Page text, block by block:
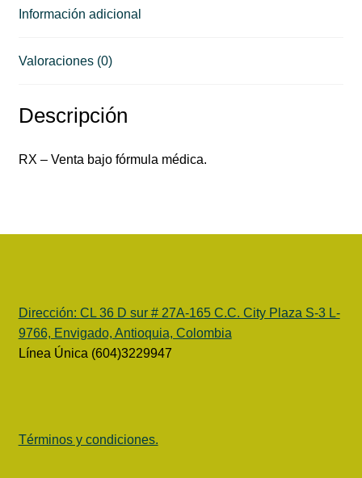
Información adicional
Valoraciones (0)
Descripción
RX – Venta bajo fórmula médica.
Dirección: CL 36 D sur # 27A-165 C.C. City Plaza S-3 L-
9766, Envigado, Antioquia, Colombia
Línea Única (604)3229947
Términos y condiciones.